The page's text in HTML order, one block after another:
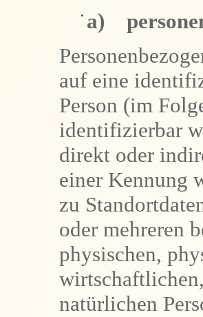
a)
auf eine
Person (im
identifizierbar
direkt oder
einer Kennung
zu
oder mehreren
physischen,
natürlichen